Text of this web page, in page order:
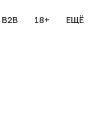
B2B 18+ ЕЩЁ